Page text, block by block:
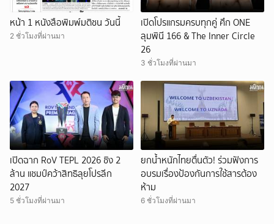
หน้า 1 หนังสือพิมพ์มติชน วันนี้
2 ชั่วโมงที่ผ่านมา
เปิดโปรแกรมครบทุกคู่ ศึก ONE
ลุมพินี 166 & The Inner Circle
26
3 ชั่วโมงที่ผ่านมา
เปิดฉาก RoV TEPL 2026 ชิง 2
ล้าน แชมป์คว้าสิทธิลุยโปรลีก
2027
5 ชั่วโมงที่ผ่านมา
ยกน้ำหนักไทยตื่นตัว! ร่วมฟังการ
อบรมเรื่องป้องกันการใช้สารต้อง
ห้าม
6 ชั่วโมงที่ผ่านมา